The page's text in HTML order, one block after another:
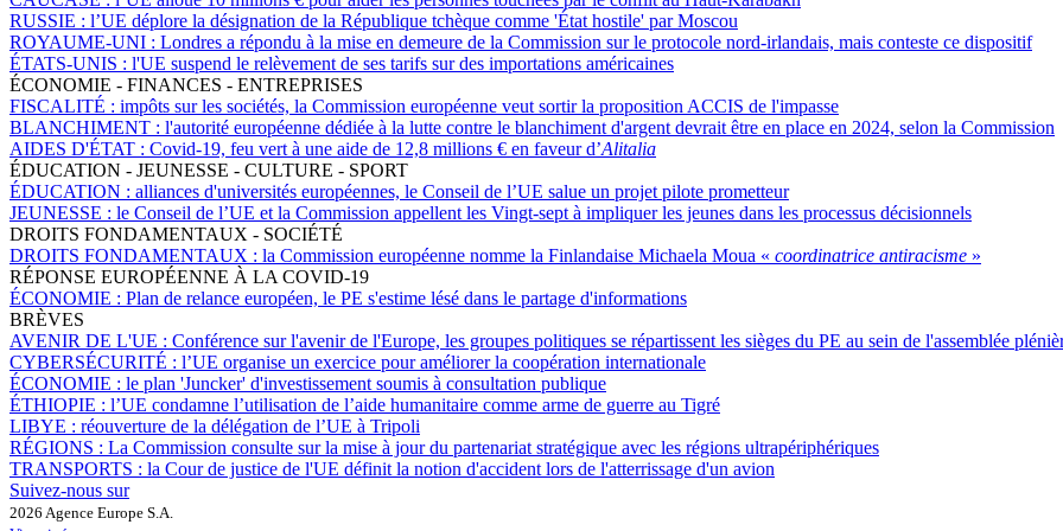
RUSSIE : l’UE déplore la désignation de la République tchèque comme 'État hostile' par Moscou
ROYAUME-UNI : Londres a répondu à la mise en demeure de la Commission sur le protocole nord-irlandais, mais conteste ce dispositif
ÉTATS-UNIS : l'UE suspend le relèvement de ses tarifs sur des importations américaines
ÉCONOMIE - FINANCES - ENTREPRISES
FISCALITÉ : impôts sur les sociétés, la Commission européenne veut sortir la proposition ACCIS de l'impasse
BLANCHIMENT : l'autorité européenne dédiée à la lutte contre le blanchiment d'argent devrait être en place en 2024, selon la Commission
AIDES D'ÉTAT : Covid-19, feu vert à une aide de 12,8 millions € en faveur d’Alitalia
ÉDUCATION - JEUNESSE - CULTURE - SPORT
ÉDUCATION : alliances d'universités européennes, le Conseil de l’UE salue un projet pilote prometteur
JEUNESSE : le Conseil de l’UE et la Commission appellent les Vingt-sept à impliquer les jeunes dans les processus décisionnels
DROITS FONDAMENTAUX - SOCIÉTÉ
DROITS FONDAMENTAUX : la Commission européenne nomme la Finlandaise Michaela Moua « coordinatrice antiracisme »
RÉPONSE EUROPÉENNE À LA COVID-19
ÉCONOMIE : Plan de relance européen, le PE s'estime lésé dans le partage d'informations
BRÈVES
AVENIR DE L'UE : Conférence sur l'avenir de l'Europe, les groupes politiques se répartissent les sièges du PE au sein de l'assemblée
CYBERSÉCURITÉ : l’UE organise un exercice pour améliorer la coopération internationale
ÉCONOMIE : le plan 'Juncker' d'investissement soumis à consultation publique
ÉTHIOPIE : l’UE condamne l’utilisation de l’aide humanitaire comme arme de guerre au Tigré
LIBYE : réouverture de la délégation de l’UE à Tripoli
RÉGIONS : La Commission consulte sur la mise à jour du partenariat stratégique avec les régions ultrapériphériques
TRANSPORTS : la Cour de justice de l'UE définit la notion d'accident lors de l'atterrissage d'un avion
Suivez-nous sur
2026 Agence Europe S.A.